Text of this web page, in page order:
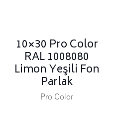
10×30 Pro Color
RAL 1008080
Limon Yeşili Fon
Parlak
Pro Color